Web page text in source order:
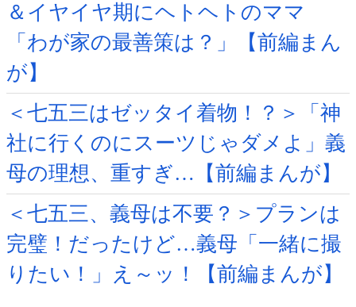
＆イヤイヤ期にヘトヘトのママ
「わが家の最善策は？」【前編まん
が】
＜七五三はゼッタイ着物！？＞「神
社に行くのにスーツじゃダメよ」義
母の理想、重すぎ…【前編まんが】
＜七五三、義母は不要？＞プランは
完璧！だったけど…義母「一緒に撮
りたい！」え～ッ！【前編まんが】